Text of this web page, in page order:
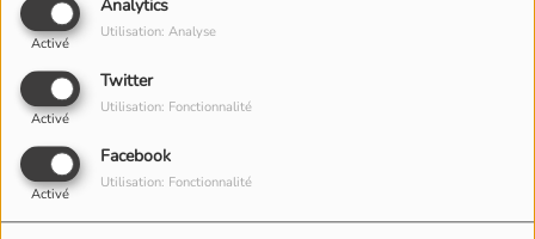
Analytics
Activé
Utilisation: Analyse
Twitter
Activé
Utilisation: Fonctionnalité
Facebook
Activé
Utilisation: Fonctionnalité